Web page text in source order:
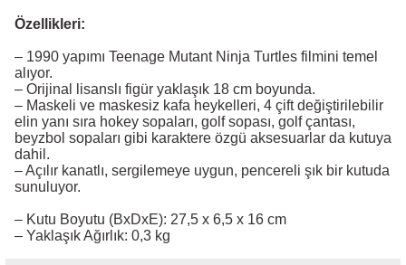
Özellikleri:
– 1990 yapımı Teenage Mutant Ninja Turtles filmini temel
alıyor.
– Orijinal lisanslı figür yaklaşık 18 cm boyunda.
– Maskeli ve maskesiz kafa heykelleri, 4 çift değiştirilebilir
elin yanı sıra hokey sopaları, golf sopası, golf çantası,
beyzbol sopaları gibi karaktere özgü aksesuarlar da kutuya
dahil.
– Açılır kanatlı, sergilemeye uygun, pencereli şık bir kutuda
sunuluyor.
– Kutu Boyutu (BxDxE): 27,5 x 6,5 x 16 cm
– Yaklaşık Ağırlık: 0,3 kg